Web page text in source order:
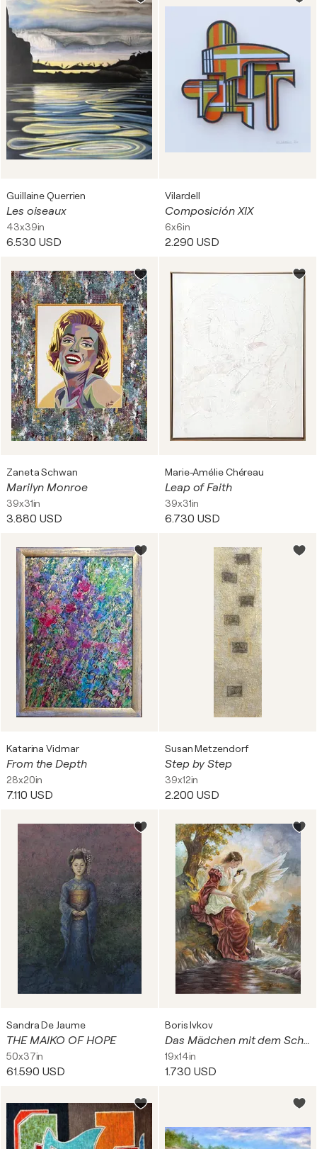
Guillaine Querrien
Les oiseaux
43x39in
6.530 USD
Vilardell
Composición XIX
6x6in
2.290 USD
Zaneta Schwan
Marilyn Monroe
39x31in
3.880 USD
Marie-Amélie Chéreau
Leap of Faith
39x31in
6.730 USD
Katarina Vidmar
From the Depth
28x20in
7.110 USD
Susan Metzendorf
Step by Step
39x12in
2.200 USD
Sandra De Jaume
THE MAIKO OF HOPE
50x37in
61.590 USD
Boris Ivkov
Das Mädchen mit dem Schwan
19x14in
1.730 USD